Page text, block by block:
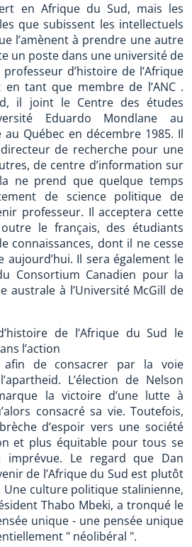
en Afrique du Sud, mais les
que subissent les intellectuels
l’amènent à prendre une autre
un poste dans une université de
d’histoire de l’Afrique
tant que membre de l’ANC .
il joint le Centre des études
Eduardo Mondlane au
Québec en décembre 1985. Il
de recherche pour une
de centre d’information sur
ne prend que quelque temps
de science politique de
professeur. Il acceptera cette
le français, des étudiants
connaissances, dont il ne cesse
aujourd’hui. Il sera également le
Consortium Canadien pour la
australe à l’Université McGill de
de l’Afrique du Sud le
l’action
de consacrer par la voie
L’élection de Nelson
la victoire d’une lutte à
consacré sa vie. Toutefois,
d’espoir vers une société
et plus équitable pour tous se
imprévue. Le regard que Dan
de l’Afrique du Sud est plutôt
culture politique stalinienne,
Thabo Mbeki, a tronqué le
unique - une pensée unique
" néolibéral ".